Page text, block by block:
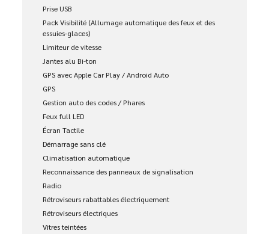
Prise USB
Pack Visibilité (Allumage automatique des feux et des
essuies-glaces)
Limiteur de vitesse
Jantes alu Bi-ton
GPS avec Apple Car Play / Android Auto
GPS
Gestion auto des codes / Phares
Feux full LED
Écran Tactile
Démarrage sans clé
Climatisation automatique
Reconnaissance des panneaux de signalisation
Radio
Rétroviseurs rabattables électriquement
Rétroviseurs électriques
Vitres teintées